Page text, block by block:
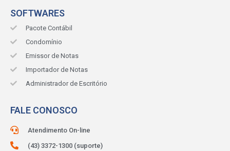
SOFTWARES
Pacote Contábil
Condomínio
Emissor de Notas
Importador de Notas
Administrador de Escritório
FALE CONOSCO
Atendimento On-line
(43) 3372-1300 (suporte)